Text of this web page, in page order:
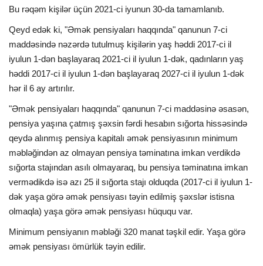
Bu rəqəm kişilər üçün 2021-ci iyunun 30-da tamamlanıb.
Qeyd edək ki, "Əmək pensiyaları haqqında" qanunun 7-ci
maddəsində nəzərdə tutulmuş kişilərin yaş həddi 2017-ci il
iyulun 1-dən başlayaraq 2021-ci il iyulun 1-dək, qadınların yaş
həddi 2017-ci il iyulun 1-dən başlayaraq 2027-ci il iyulun 1-dək
hər il 6 ay artırılır.
"Əmək pensiyaları haqqında" qanunun 7-ci maddəsinə əsasən,
pensiya yaşına çatmış şəxsin fərdi hesabın sığorta hissəsində
qeydə alınmış pensiya kapitalı əmək pensiyasının minimum
məbləğindən az olmayan pensiya təminatına imkan verdikdə
sığorta stajından asılı olmayaraq, bu pensiya təminatına imkan
vermədikdə isə azı 25 il sığorta stajı olduqda (2017-ci il iyulun 1-
dək yaşa görə əmək pensiyası təyin edilmiş şəxslər istisna
olmaqla) yaşa görə əmək pensiyası hüququ var.
Minimum pensiyanın məbləği 320 manat təşkil edir. Yaşa görə
əmək pensiyası ömürlük təyin edilir.